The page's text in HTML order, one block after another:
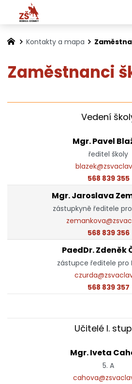
Kontakty a mapa
Zaměstnanci
Vedení
Mgr. Pavel
ředitel školy
568 839 355
Mgr. Jaroslava
zástupkyně ředitele
568 839 356
PaedDr. Zdeněk
zástupce ředitele pro
568 839 357
Učitelé I.
Mgr. Iveta
5. A